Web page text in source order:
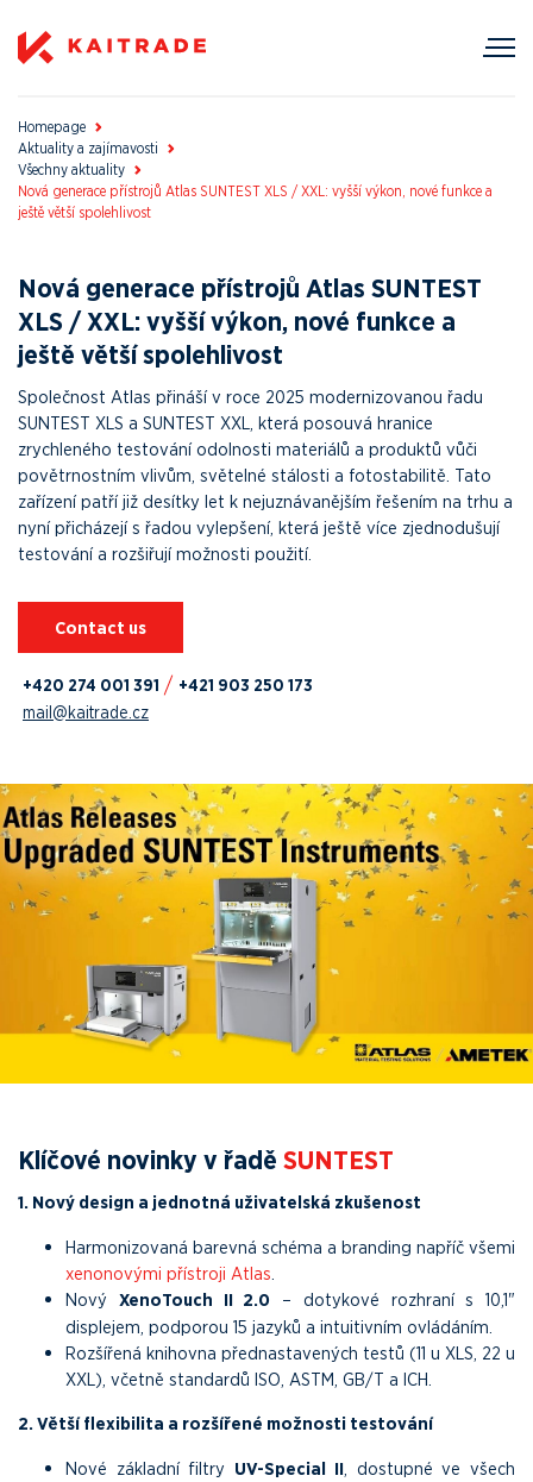
Homepage
Aktuality a zajímavosti
Všechny aktuality
Nová generace přístrojů Atlas SUNTEST XLS / XXL: vyšší výkon, nové funkce a
ještě větší spolehlivost
Nová generace přístrojů Atlas SUNTEST
XLS / XXL: vyšší výkon, nové funkce a
ještě větší spolehlivost
Společnost Atlas přináší v roce 2025 modernizovanou řadu
SUNTEST XLS a SUNTEST XXL, která posouvá hranice
zrychleného testování odolnosti materiálů a produktů vůči
povětrnostním vlivům, světelné stálosti a fotostabilitě. Tato
zařízení patří již desítky let k nejuznávanějším řešením na trhu a
nyní přicházejí s řadou vylepšení, která ještě více zjednodušují
testování a rozšiřují možnosti použití.
Contact us
+420 274 001 391 +421 903 250 173
mail@kaitrade.cz
Klíčové novinky v řadě SUNTEST
1. Nový design a jednotná uživatelská zkušenost
Harmonizovaná barevná schéma a branding napříč všemi
xenonovými přístroji Atlas
Nový XenoTouch II 2.0 – dotykové rozhraní s 10,1"
displejem, podporou 15 jazyků a intuitivním ovládáním.
Rozšířená knihovna přednastavených testů (11 u XLS, 22 u
XXL), včetně standardů ISO, ASTM, GB/T a ICH.
2. Větší flexibilita a rozšířené možnosti testování
Nové základní filtry UV-Special II, dostupné ve všech